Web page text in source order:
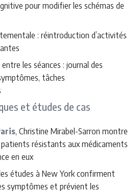
pour modifier les schémas de
: réintroduction d’activités
les séances : journal des
tâches
et études de cas
, Christine Mirabel-Sarron montre
patients résistants aux médicaments
en eux
études à New York confirment
symptômes et prévient les